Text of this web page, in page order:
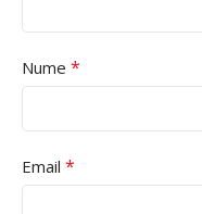
Nume *
Email *